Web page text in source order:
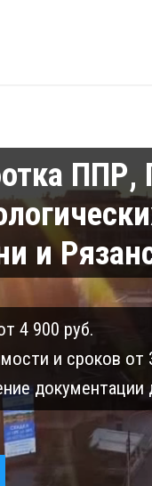
4 900 руб.
и сроков от
документации
и